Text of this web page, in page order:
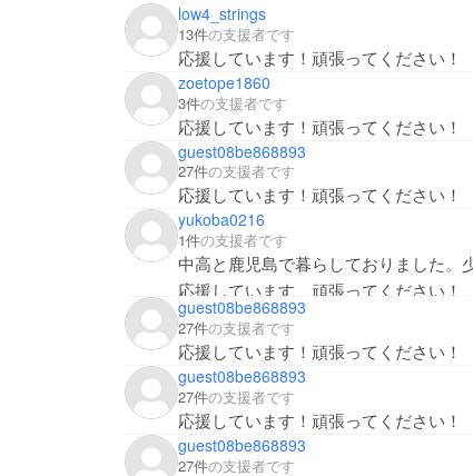
low4_strings
13件の支援者です
応援しています！頑張ってください！
zoetope1860
3件の支援者です
応援しています！頑張ってください！
guest08be868893
27件の支援者です
応援しています！頑張ってください！
yukoba0216
1件の支援者です
中高と鹿児島で暮らしておりました。
応援しています、頑張ってください！
guest08be868893
27件の支援者です
応援しています！頑張ってください！
guest08be868893
27件の支援者です
応援しています！頑張ってください！
guest08be868893
27件の支援者です